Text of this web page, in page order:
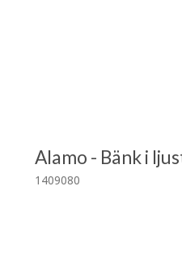
Alamo - Bänk i
1409080